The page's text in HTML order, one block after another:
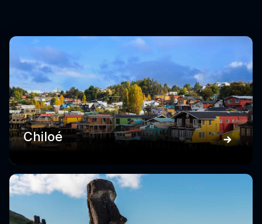
Chiloé